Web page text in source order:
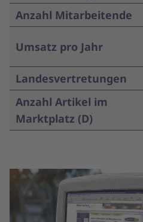
Anzahl Mitarbeitende
Umsatz pro Jahr
Landesvertretungen
Anzahl Artikel im
Marktplatz (D)